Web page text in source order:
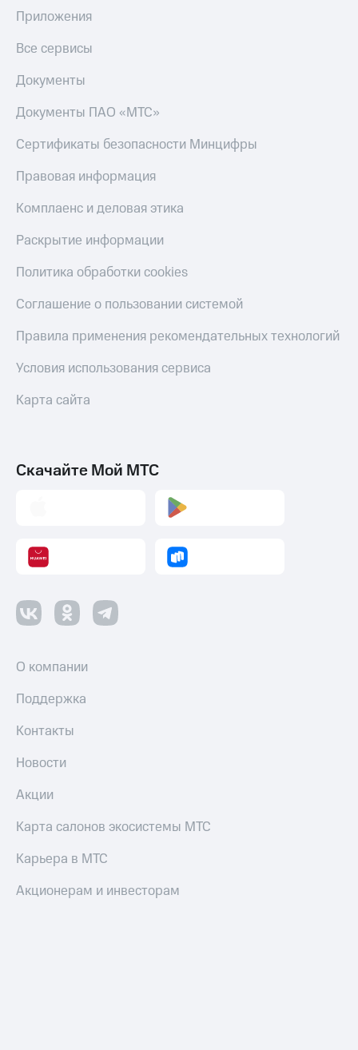
Приложения
Все сервисы
Документы
Документы ПАО «МТС»
Сертификаты безопасности Минцифры
Правовая информация
Комплаенс и деловая этика
Раскрытие информации
Политика обработки cookies
Соглашение о пользовании системой
Правила применения рекомендательных технологий
Условия использования сервиса
Карта сайта
Скачайте Мой МТС
О компании
Поддержка
Контакты
Новости
Акции
Карта салонов экосистемы МТС
Карьера в МТС
Акционерам и инвесторам